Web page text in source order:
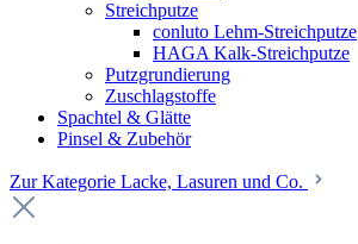
Streichputze
conluto Lehm-Streichputze
HAGA Kalk-Streichputze
Putzgrundierung
Zuschlagstoffe
Spachtel & Glätte
Pinsel & Zubehör
Zur Kategorie Lacke, Lasuren und Co.